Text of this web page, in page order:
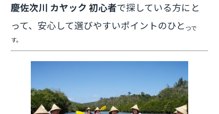
慶佐次川 カヤック 初心者で探している方にと
って、安心して選びやすいポイントのひと つで
す。